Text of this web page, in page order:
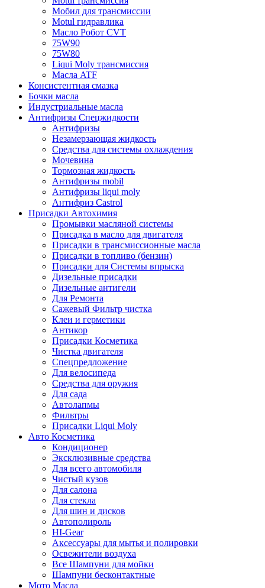
Мобил для трансмиссии
Motul гидравлика
Масло Робот CVT
75W90
75W80
Liqui Moly трансмиссия
Масла ATF
Консистентная смазка
Бочки масла
Индустриальные масла
Антифризы Спецжидкости
Антифризы
Незамерзающая жидкость
Средства для системы охлаждения
Мочевина
Тормозная жидкость
Антифризы mobil
Антифризы liqui moly
Антифриз Castrol
Присадки Автохимия
Промывки масляной системы
Присадка в масло для двигателя
Присадки в трансмиссионные масла
Присадки в топливо (бензин)
Присадки для Системы впрыска
Дизельные присадки
Дизельные антигели
Для Ремонта
Сажевый Фильтр чистка
Клеи и герметики
Антикор
Присадки Косметика
Чистка двигателя
Спецпредложение
Для велосипеда
Средства для оружия
Для сада
Автолапмы
Фильтры
Присадки Liqui Moly
Авто Косметика
Кондиционер
Эксклюзивные средства
Для всего автомобиля
Чистый кузов
Для салона
Для стекла
Для шин и дисков
Автополироль
HI-Gear
Аксессуары для мытья и полировки
Освежители воздуха
Все Шампуни для мойки
Шампуни бесконтактные
Мото Масла